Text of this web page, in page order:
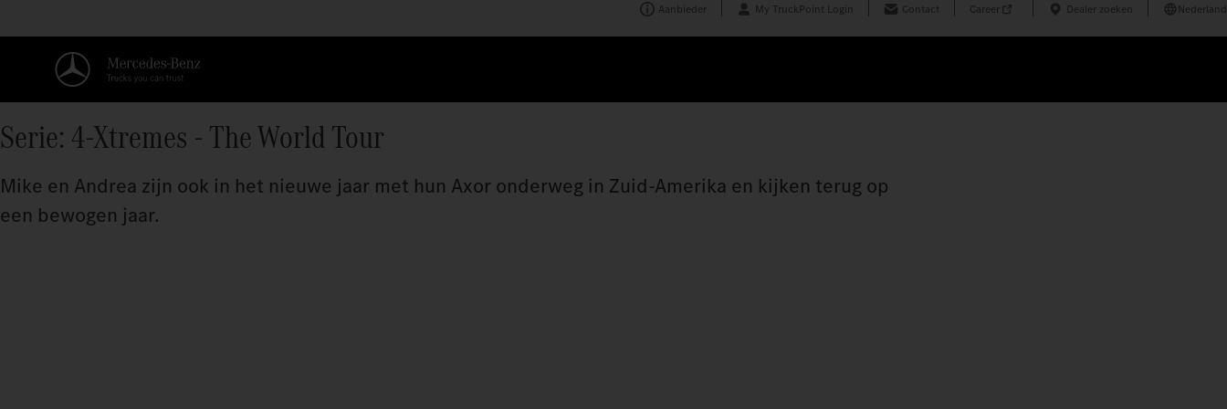
Aanbieder My TruckPoint Login Contact Career Dealer zoeken Nederland
Serie: 4-Xtremes - The World Tour
Mike en Andrea zijn ook in het nieuwe jaar met hun Axor onderweg in Zuid-Amerika en kijken terug op
een bewogen jaar.